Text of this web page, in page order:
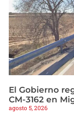
El Gobierno
CM-3162 en
agosto 5, 2026